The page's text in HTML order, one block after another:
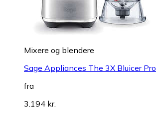
Mixere og blendere
Sage Appliances The 3X Bluicer Pro
fra
3.194 kr.